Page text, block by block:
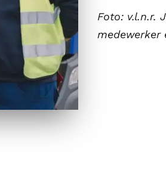
Foto: v.l.n.r.
medewerker